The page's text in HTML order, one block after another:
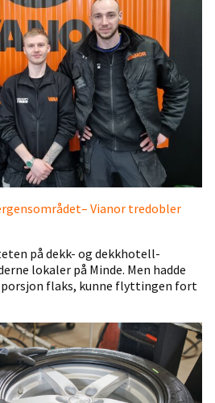
Vianor tredobler
på dekk- og dekkhotell-
lokaler på Minde. Men hadde
flaks, kunne flyttingen fort